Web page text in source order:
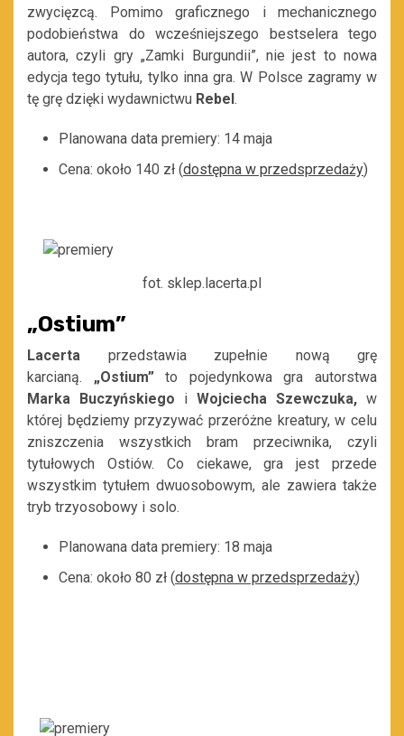
zwycięzcą. Pomimo graficznego i mechanicznego
podobieństwa do wcześniejszego bestselera tego
autora, czyli gry „Zamki Burgundii”, nie jest to nowa
edycja tego tytułu, tylko inna gra. W Polsce zagramy w
tę grę dzięki wydawnictwu Rebel.
Planowana data premiery: 14 maja
Cena: około 140 zł (dostępna w przedsprzedaży)
fot. sklep.lacerta.pl
„Ostium”
Lacerta przedstawia zupełnie nową grę
karcianą. „Ostium”to pojedynkowa gra autorstwa
Marka Buczyńskiego i Wojciecha Szewczuka, w
której będziemy przyzywać przeróżne kreatury, w celu
zniszczenia wszystkich bram przeciwnika, czyli
tytułowych Ostiów. Co ciekawe, gra jest przede
wszystkim tytułem dwuosobowym, ale zawiera także
tryb trzyosobowy i solo.
Planowana data premiery: 18 maja
Cena: około 80 zł (dostępna w przedsprzedaży)